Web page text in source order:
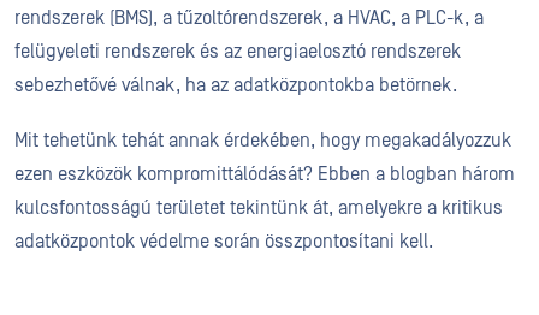
rendszerek (BMS), a tűzoltórendszerek, a HVAC, a PLC-k, a
felügyeleti rendszerek és az energiaelosztó rendszerek
sebezhetővé válnak, ha az adatközpontokba betörnek.
Mit tehetünk tehát annak érdekében, hogy megakadályozzuk
ezen eszközök kompromittálódását? Ebben a blogban három
kulcsfontosságú területet tekintünk át, amelyekre a kritikus
adatközpontok védelme során összpontosítani kell.